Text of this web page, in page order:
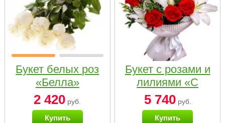
Букет белых роз
«Белла»
2 420 руб.
Купить
Букет с розами и
лилиями «С
наилучшими
пожеланиями»
5 740руб.
Купить